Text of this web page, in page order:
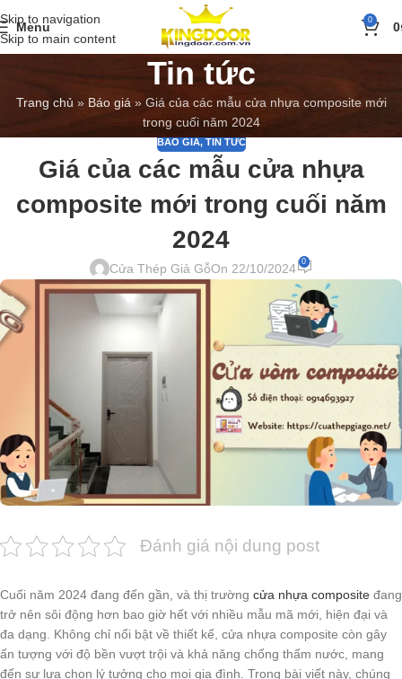
Skip to navigation
Skip to main content
Menu 0 0
Tin tức
Trang chủ » Báo giá » Giá của các mẫu cửa nhựa composite mới
trong cuối năm 2024
BÁO GIÁ, TIN TỨC
Giá của các mẫu cửa nhựa
composite mới trong cuối năm
2024
Cửa Thép Giả GỗOn 22/10/2024 0
Đánh giá nội dung post
Cuối năm 2024 đang đến gần, và thị trường cửa nhựa composite đang
trở nên sôi động hơn bao giờ hết với nhiều mẫu mã mới, hiện đại và
đa dạng. Không chỉ nổi bật về thiết kế, cửa nhựa composite còn gây
ấn tượng với độ bền vượt trội và khả năng chống thấm nước, mang
đến sự lựa chọn lý tưởng cho mọi gia đình. Trong bài viết này, chúng